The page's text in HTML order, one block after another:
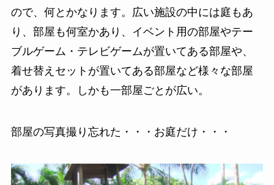
ので、何とかなります。広い施設の中には庭もあ
り、部屋も何室かあり、イベント用の部屋やテー
ブルゲーム・テレビゲームが置いてある部屋や、
着せ替えセットが置いてある部屋など様々な部屋
があります。しかも一部屋ごとが広い。
部屋の写真撮り忘れた・・・お庭だけ・・・